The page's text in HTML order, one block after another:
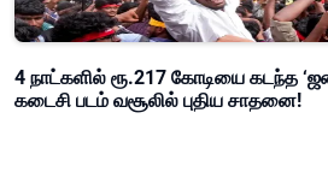
4 நாட்களில் ரூ.217 கோடியை கடந்த
கடைசி படம் வசூலில் புதிய சாதனை!